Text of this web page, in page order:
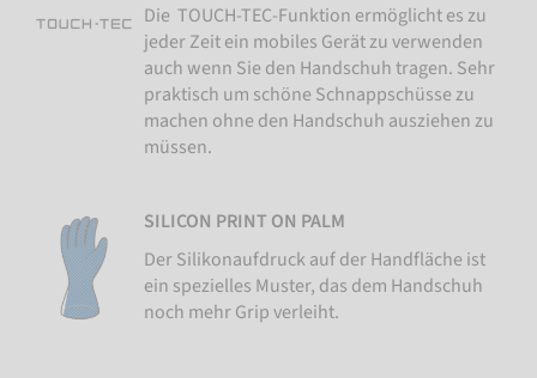
Die TOUCH-TEC-Funktion ermöglicht es zu
jeder Zeit ein mobiles Gerät zu verwenden
auch wenn Sie den Handschuh tragen. Sehr
praktisch um schöne Schnappschüsse zu
machen ohne den Handschuh ausziehen zu
müssen.
SILICON PRINT ON PALM
Der Silikonaufdruck auf der Handfläche ist
ein spezielles Muster, das dem Handschuh
noch mehr Grip verleiht.